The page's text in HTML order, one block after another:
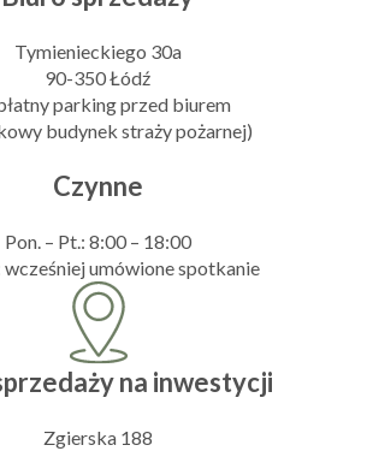
Tymienieckiego 30a
90-350 Łódź
parking przed biurem
budynek straży pożarnej)
Czynne
Pon. – Pt.: 8:00 – 18:00
wcześniej umówione spotkanie
na inwestycji
Zgierska 188